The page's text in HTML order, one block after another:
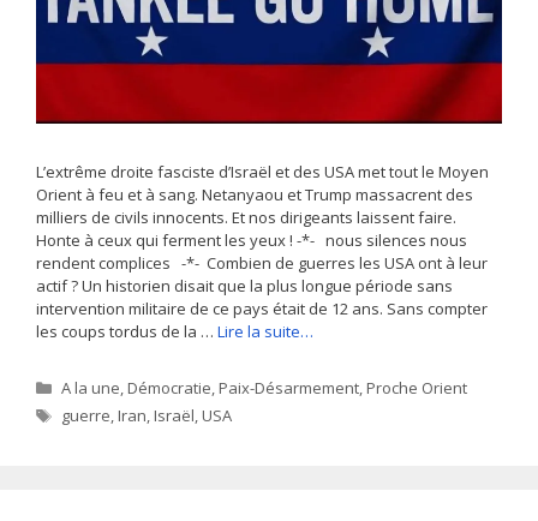
L’extrême droite fasciste d’Israël et des USA met tout le Moyen
Orient à feu et à sang. Netanyaou et Trump massacrent des
milliers de civils innocents. Et nos dirigeants laissent faire.
Honte à ceux qui ferment les yeux ! -*- nous silences nous
rendent complices -*- Combien de guerres les USA ont à leur
actif ? Un historien disait que la plus longue période sans
intervention militaire de ce pays était de 12 ans. Sans compter
les coups tordus de la … Lire la suite…
Catégories
A la une,Démocratie,Paix-Désarmement,Proche Orient
Étiquettes
guerre,Iran,Israël,USA